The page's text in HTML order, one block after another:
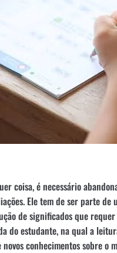
coisa, é necessário
Ele tem de ser parte
de significados que
do estudante, na qual a
conhecimentos sobre o